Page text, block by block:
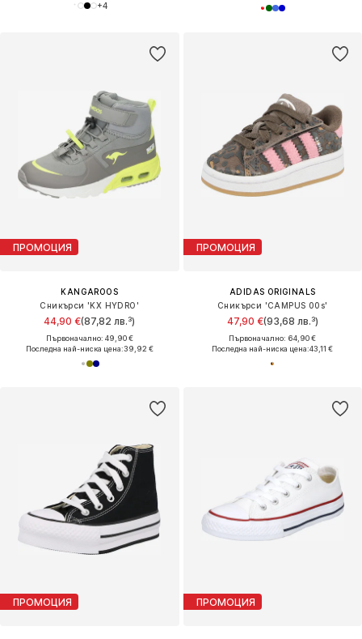
+4
ПРОМОЦИЯ
KANGAROOS
Сникърси 'KX HYDRO'
44,90 €(87,82 лв.³)
Първоначално: 49,90 €
Последна най-ниска цена:39,92 €
ПРОМОЦИЯ
ADIDAS ORIGINALS
Сникърси 'CAMPUS 00s'
47,90 €(93,68 лв.³)
Първоначално: 64,90 €
Последна най-ниска цена:43,11 €
ПРОМОЦИЯ ПРОМОЦИЯ